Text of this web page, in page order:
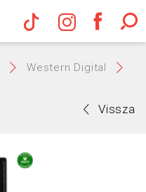
Hama
Western Digital
Vissza